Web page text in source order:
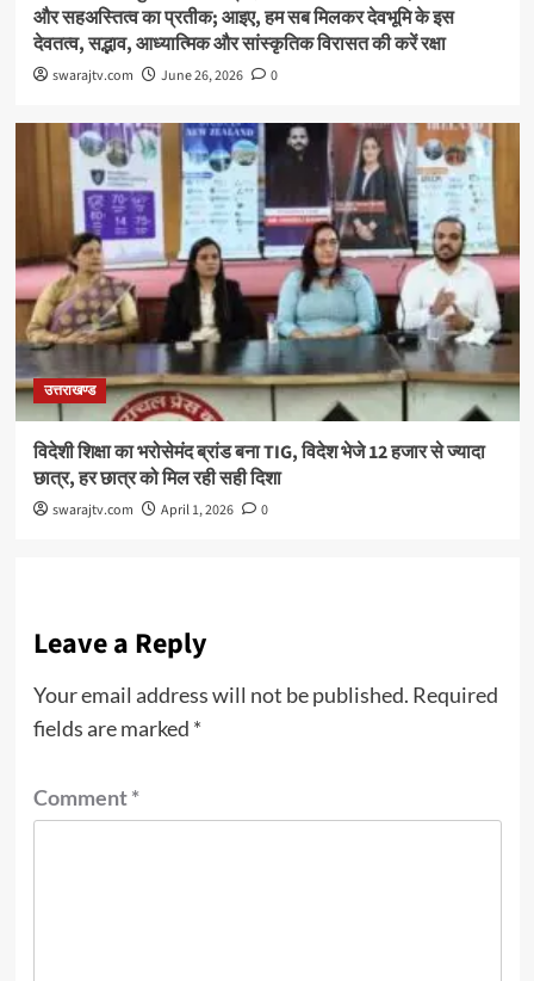
और सहअस्तित्व का प्रतीक; आइए, हम सब मिलकर देवभूमि के इस
देवतत्व, सद्भाव, आध्यात्मिक और सांस्कृतिक विरासत की करें रक्षा
swarajtv.com June 26, 2026 0
उत्तराखण्ड
विदेशी शिक्षा का भरोसेमंद ब्रांड बना TIG, विदेश भेजे 12 हजार से ज्यादा
छात्र, हर छात्र को मिल रही सही दिशा
swarajtv.com April 1, 2026 0
Leave a Reply
Your email address will not be published. Required
fields are marked *
Comment*